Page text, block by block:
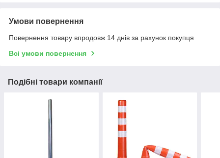
Умови повернення
Повернення товару впродовж 14 днів за рахунок покупця
Всі умови повернення
Подібні товари компанії